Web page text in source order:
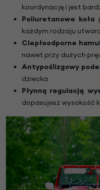
koordynację i jest
Poliuretanowe koła
każdym rodzaju
Ciepłoodporne
nawet przy dużych
Antypoślizgowy
dziecka
Płynną regulację
dopasujesz wysokość